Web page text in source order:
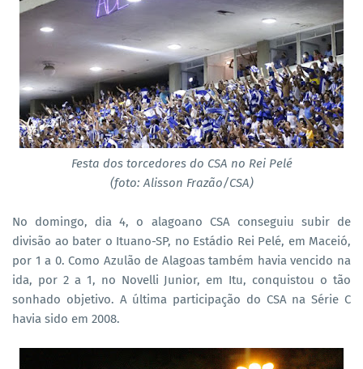
Festa dos torcedores do CSA no Rei Pelé
(foto: Alisson Frazão/CSA)
No domingo, dia 4, o alagoano CSA conseguiu subir de
divisão ao bater o Ituano-SP, no Estádio Rei Pelé, em Maceió,
por 1 a 0. Como Azulão de Alagoas também havia vencido na
ida, por 2 a 1, no Novelli Junior, em Itu, conquistou o tão
sonhado objetivo. A última participação do CSA na Série C
havia sido em 2008.